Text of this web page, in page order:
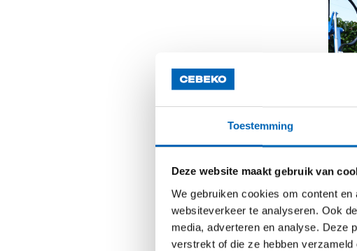
Toestemming
Deze website maakt gebruik van
We gebruiken cookies om content
websiteverkeer te analyseren. Ook
media, adverteren en analyse. Deze
verstrekt of die ze hebben